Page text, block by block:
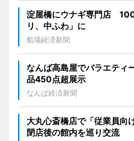
淀屋橋にウナギ専門店
リ、中ふわ」に
船場経済新聞
なんば高島屋でバラエテ
品450点超展示
なんば経済新聞
大丸心斎橋店で「従業員
閉店後の館内を巡り交流